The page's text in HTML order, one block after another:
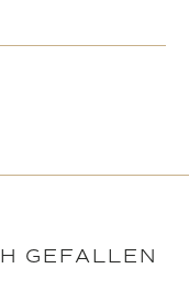
GEFALLEN